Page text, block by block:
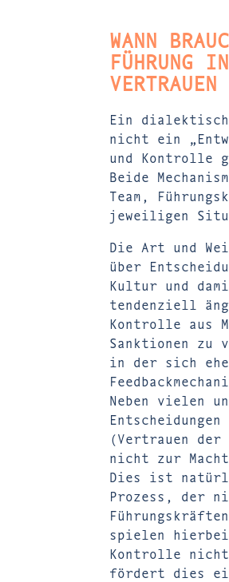
WANN
FÜHRUNG
Ein
nicht ein
und Kontrolle
Beide
Team,
jeweiligen
Die Art und
über
Kultur und
tendenziell
Kontrolle aus
Sanktionen zu
in der sich
Neben vielen
(Vertrauen
nicht zur
Dies ist
Prozess, der
spielen hierbei
Kontrolle
fördert dies